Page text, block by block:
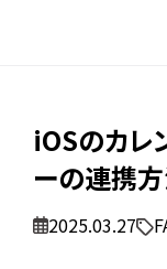
iOSのカレ
ーの連携
2025.03.27